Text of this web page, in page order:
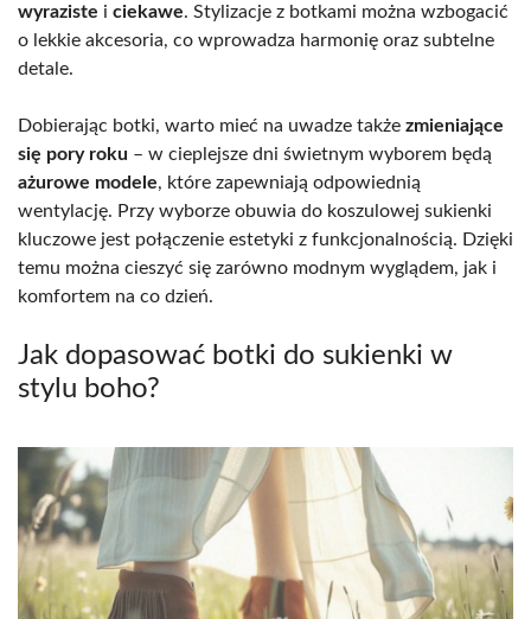
wyraziste i ciekawe. Stylizacje z botkami można wzbogacić
o lekkie akcesoria, co wprowadza harmonię oraz subtelne
detale.
Dobierając botki, warto mieć na uwadze także zmieniające
się pory roku – w cieplejsze dni świetnym wyborem będą
ażurowe modele, które zapewniają odpowiednią
wentylację. Przy wyborze obuwia do koszulowej sukienki
kluczowe jest połączenie estetyki z funkcjonalnością. Dzięki
temu można cieszyć się zarówno modnym wyglądem, jak i
komfortem na co dzień.
Jak dopasować botki do sukienki w
stylu boho?